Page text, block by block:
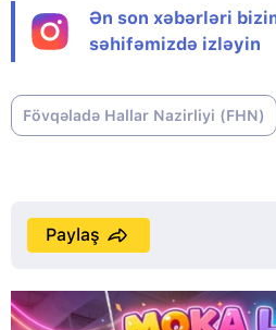
Ən son xəbərləri
səhifəmizdə izləyin
Fövqəladə Hallar Nazirliyi (FHN)
Paylaş